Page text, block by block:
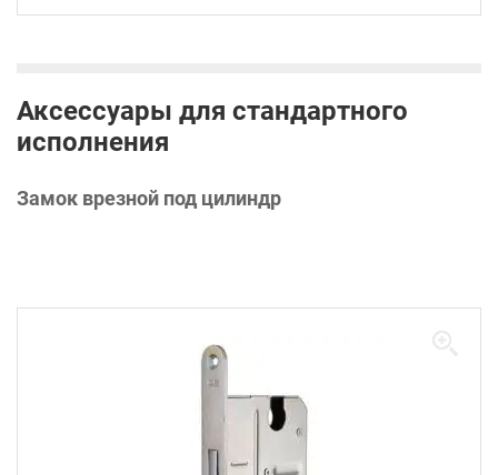
Аксессуары для стандартного
исполнения
Замок врезной под цилиндр